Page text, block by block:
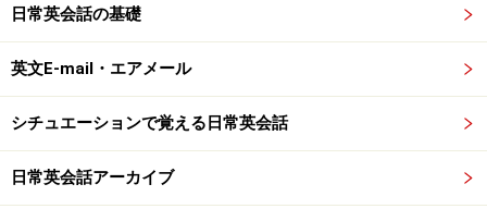
May your love never end!
I wish your love grow forever!
■互いが支えあい、信じあえる家庭を築けることを願い
ます
May your life together be full of kindness and
日常英会話の基礎
英文E-mail・エアメール
シチュエーションで覚える日常英会話
日常英会話アーカイブ